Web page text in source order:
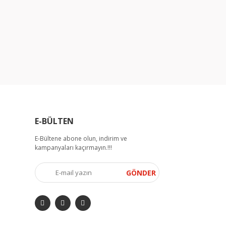
E-BÜLTEN
E-Bültene abone olun, indirim ve
kampanyaları kaçırmayın.!!!
GÖNDER